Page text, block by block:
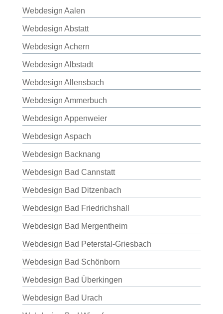
Webdesign Aalen
Webdesign Abstatt
Webdesign Achern
Webdesign Albstadt
Webdesign Allensbach
Webdesign Ammerbuch
Webdesign Appenweier
Webdesign Aspach
Webdesign Backnang
Webdesign Bad Cannstatt
Webdesign Bad Ditzenbach
Webdesign Bad Friedrichshall
Webdesign Bad Mergentheim
Webdesign Bad Peterstal-Griesbach
Webdesign Bad Schönborn
Webdesign Bad Überkingen
Webdesign Bad Urach